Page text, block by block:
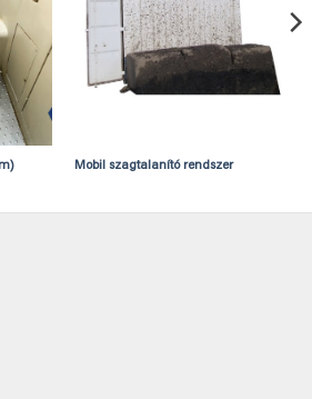
Mobil szagtalanító rendszer